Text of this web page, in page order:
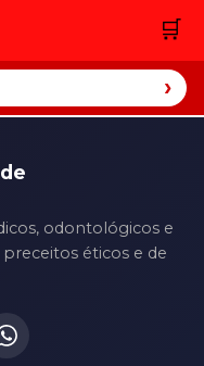
odontológicos e
éticos e de
🛒
›